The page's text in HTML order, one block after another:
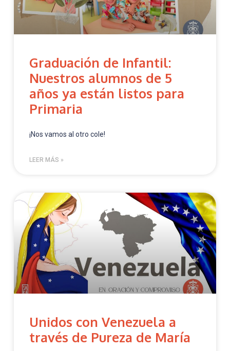
Graduación de Infantil:
Nuestros alumnos de 5
años ya están listos para
Primaria
¡Nos vamos al otro cole!
LEER MÁS »
Unidos con Venezuela a
través de Pureza de María